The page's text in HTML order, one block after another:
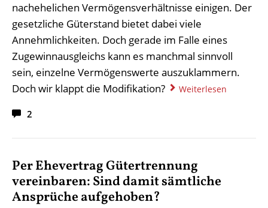
nachehelichen Vermögensverhältnisse einigen. Der
gesetzliche Güterstand bietet dabei viele
Annehmlichkeiten. Doch gerade im Falle eines
Zugewinnausgleichs kann es manchmal sinnvoll
sein, einzelne Vermögenswerte auszuklammern.
Doch wir klappt die Modifikation?
Weiterlesen
2
Per Ehevertrag Gütertrennung
vereinbaren: Sind damit sämtliche
Ansprüche aufgehoben?